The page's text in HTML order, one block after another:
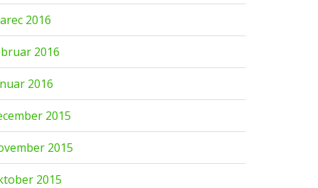
2016
2016
2016
2015
2015
2015